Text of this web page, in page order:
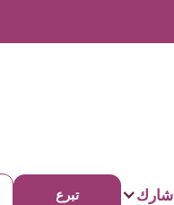
شارك تبرع